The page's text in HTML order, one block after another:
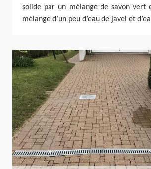
solide par un mélange de savon vert
mélange d’un peu d’eau de javel et